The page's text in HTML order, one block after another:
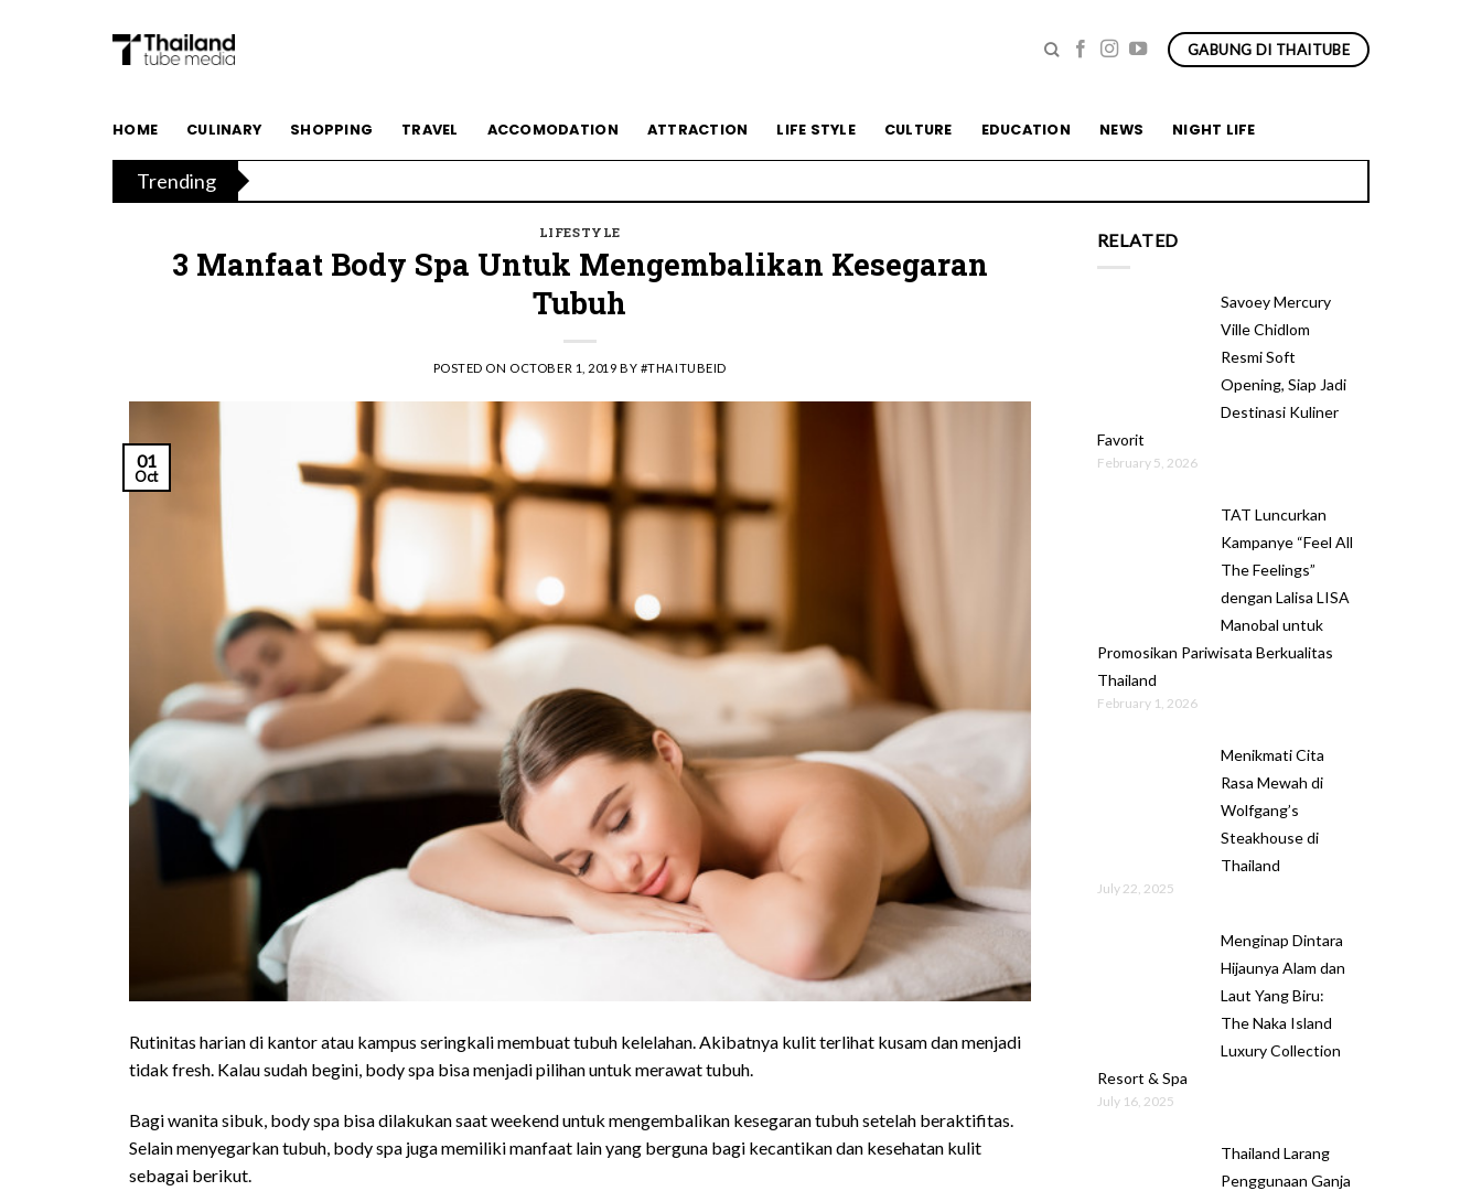
content
GABUNG DI THAITUBE
HOME CULINARY SHOPPING TRAVEL ACCOMODATION ATTRACTION LIFE STYLE CULTURE EDUCATION NEWS NIGHT LIFE
Trending
LIFESTYLE
3 Manfaat Body Spa Untuk Mengembalikan Kesegaran
Tubuh
POSTED ON OCTOBER 1, 2019 BY #THAITUBEID
01
Oct
Rutinitas harian di kantor atau kampus seringkali membuat tubuh kelelahan. Akibatnya kulit terlihat kusam dan menjadi
tidak fresh. Kalau sudah begini, body spa bisa menjadi pilihan untuk merawat tubuh.
Bagi wanita sibuk, body spa bisa dilakukan saat weekend untuk mengembalikan kesegaran tubuh setelah beraktifitas.
Selain menyegarkan tubuh, body spa juga memiliki manfaat lain yang berguna bagi kecantikan dan kesehatan kulit
sebagai berikut.
RELATED
Savoey Mercury
Ville Chidlom
Resmi Soft
Opening, Siap Jadi
Destinasi Kuliner
Favorit
February 5, 2026
TAT Luncurkan
Kampanye “Feel All
The Feelings”
dengan Lalisa LISA
Manobal untuk
Promosikan Pariwisata Berkualitas
Thailand
February 1, 2026
Menikmati Cita
Rasa Mewah di
Wolfgang’s
Steakhouse di
Thailand
July 22, 2025
Menginap Dintara
Hijaunya Alam dan
Laut Yang Biru:
The Naka Island
Luxury Collection
Resort & Spa
July 16, 2025
Thailand Larang
Penggunaan Ganja